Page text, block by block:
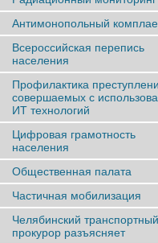
Антимонопольный
Всероссийская перепись
населения
Профилактика
совершаемых с
ИТ технологий
Цифровая грамотность
населения
Общественная палата
Частичная мобилизация
Челябинский транспортный
прокурор разъясняет